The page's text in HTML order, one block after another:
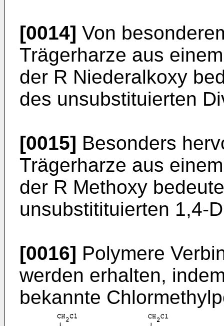
[0014] Von
Trägerharze aus
der R Niederalkoxy
des unsubstituierten
[0015] Besonders
Trägerharze aus
der R Methoxy
unsubstitituierten 1,4-
[0016] Polymere
werden erhalten,
bekannte